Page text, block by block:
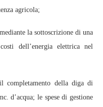
agricola;
la sottoscrizione di una
dell’energia elettrica nel
completamento della diga di
d’acqua; le spese di gestione